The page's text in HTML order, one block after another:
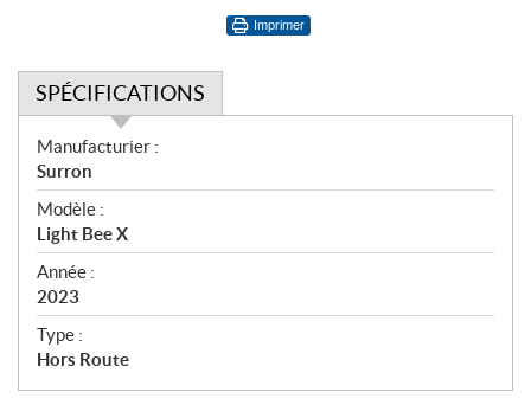
Imprimer
SPÉCIFICATIONS
S
p
é
c
i
f
i
c
a
Manufacturier :
Surron
Modèle :
Light Bee X
Année :
2023
Type :
Hors Route